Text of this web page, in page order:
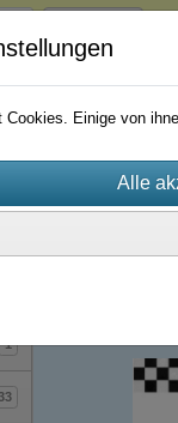
1
Cookies. Einige von